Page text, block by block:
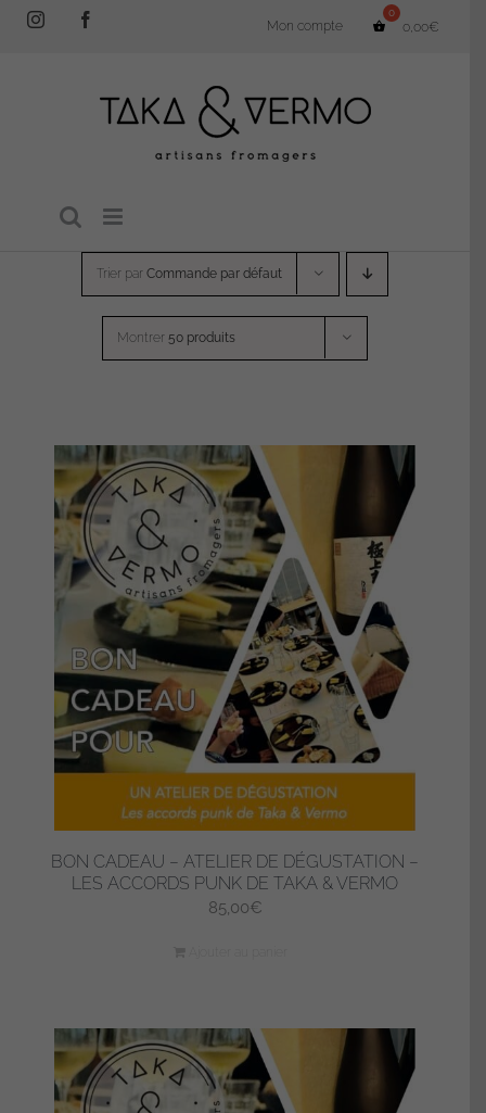
PasserInstagram Mon compte 0,00€
Trier par Commande par défaut
Montrer 50 produits
BON CADEAU – ATELIER DE DÉGUSTATION –
LES ACCORDS PUNK DE TAKA & VERMO
85,00€